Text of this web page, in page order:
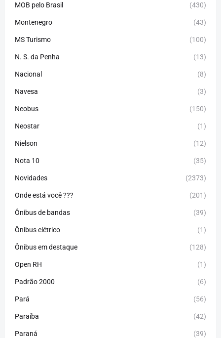
MOB pelo Brasil (430)
Montenegro (43)
MS Turismo (100)
N. S. da Penha (13)
Nacional (8)
Navesa (3)
Neobus (150)
Neostar (1)
Nielson (12)
Nota 10 (35)
Novidades (2373)
Onde está você ??? (201)
Ônibus de bandas (39)
Ônibus elétrico (1)
Ônibus em destaque (128)
Open RH (1)
Padrão 2000 (6)
Pará (56)
Paraíba (42)
Paraná (39)